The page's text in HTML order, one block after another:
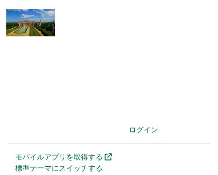
ログイン
モバイルアプリを取得する
標準テーマにスイッチする